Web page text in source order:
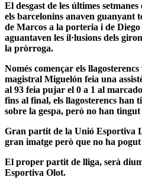
El desgast de les últimes
els barcelonins anaven guanyant
de Marcos a la porteria i de Diego
aguantaven les il·lusions dels
la pròrroga.
Només començar els
magistral Miguelón feia una
al 93 feia pujar el 0 a 1 al
fins al final, els llagosterencs han
sobre la gespa, però no han
Gran partit de la Unió Esportiva
gran imatge però que no ha
El proper partit de lliga, serà
Esportiva Olot.